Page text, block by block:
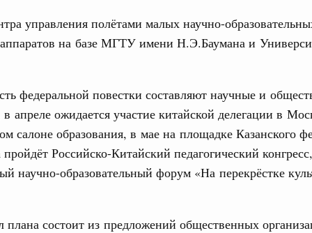
управления полётами малых научно-
на базе МГТУ имени Н.Э.Баумана и
федеральной повестки составляют научные и
апреле ожидается участие китайской делегации в
салоне образования, в мае на площадке Казанского
пройдёт Российско-Китайский педагогический
научно-образовательный форум «На перекрёстке
плана состоит из предложений общественных
ЖКХ обновлено в России при участии
реализации проектов института
округе
молодёжи сформировал целое
себя ответственность за будущее
для жизни»
на юге России вырос почти на треть